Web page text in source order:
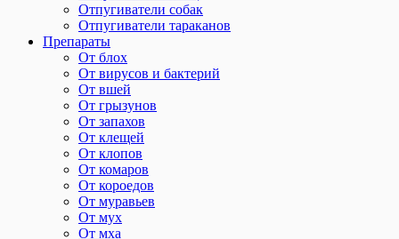
Отпугиватели собак
Отпугиватели тараканов
Препараты
От блох
От вирусов и бактерий
От вшей
От грызунов
От запахов
От клещей
От клопов
От комаров
От короедов
От муравьев
От мух
От мха